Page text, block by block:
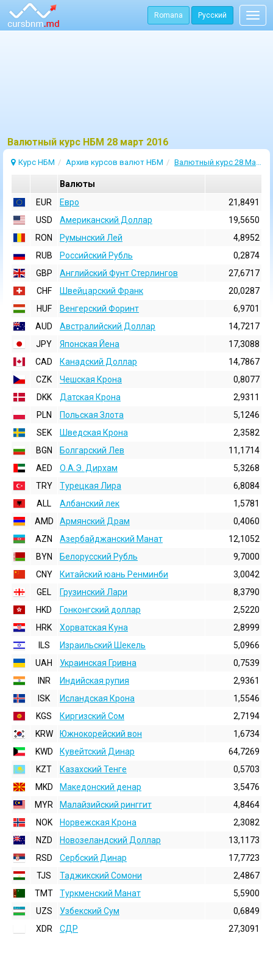
Romana Русский
Bалютный курс НБМ 28 март 2016
Курс НБМ Архив курсов валют НБМ Валютный курс 28 Март 2016
Валюты
EUR
Евро
21,8491
USD
Aмериканский Доллар
19,5650
RON
Румынский Лей
4,8952
RUB
Российский Рубль
0,2874
GBP
Английский Фунт Стерлингов
27,6717
CHF
Швейцарский Франк
20,0287
HUF
Венгерский Форинт
6,9701
AUD
Австралийский Доллар
14,7217
JPY
Японская Йена
17,3088
CAD
Канадский Доллар
14,7867
CZK
Чешская Крона
0,8077
DKK
Датская Крона
2,9311
PLN
Польская Злота
5,1246
SEK
Шведская Крона
2,3582
BGN
Болгарский Лев
11,1714
AED
О.А.Э. Дирхам
5,3268
TRY
Турецкая Лира
6,8084
ALL
Албанский лек
1,5781
AMD
Армянский Драм
0,4060
AZN
Азербайджанский Манат
12,1052
BYN
Белорусский Рубль
9,7000
CNY
Китайский юань Ренминби
3,0042
GEL
Грузинский Лари
8,3790
HKD
Гонконгский доллаp
2,5220
HRK
Хорватская Куна
2,8999
ILS
Израильский Шекель
5,0966
UAH
Украинская Гривна
0,7539
INR
Индийская pупия
2,9361
ISK
Исландская Крона
1,5546
KGS
Киргизский Сом
2,7194
KRW
Южнокорейский вон
1,6734
KWD
Кувейтский Динар
64,7269
KZT
Казахский Тенге
0,5703
MKD
Македонский денар
3,5476
MYR
Малайзийский ринггит
4,8464
NOK
Норвежская Крона
2,3082
NZD
Новозеландский Доллар
13,1173
RSD
Сербский Динар
17,7723
TJS
Таджикский Сомони
2,4867
TMT
Туркменский Манат
5,5900
UZS
Узбекский Сум
0,6849
XDR
СДР 27,3091